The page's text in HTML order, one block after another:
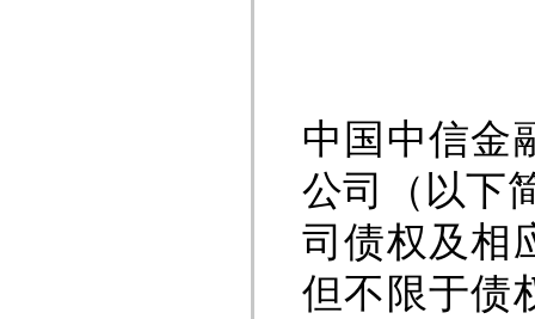
中国中信金
公司（以下
司债权及相
但不限于债